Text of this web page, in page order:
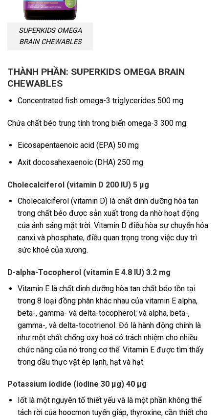
SUPERKIDS OMEGA
BRAIN CHEWABLES
THÀNH PHẦN: SUPERKIDS OMEGA BRAIN
CHEWABLES
Concentrated fish omega-3 triglycerides 500 mg
Chứa chất béo trung tính trong biển omega-3 300 mg:
Eicosapentaenoic acid (EPA) 50 mg
Axit docosahexaenoic (DHA) 250 mg
Cholecalciferol (vitamin D 200 IU) 5 μg
Cholecalciferol (vitamin D) là chất dinh dưỡng hòa tan
trong chất béo được sản xuất trong da nhờ hoạt động
của ánh sáng mặt trời. Vitamin D điều hòa sự chuyển hóa
canxi và phosphate, điều quan trọng trong việc duy trì
sức khoẻ của xương.
D-alpha-Tocopherol (vitamin E 4.8 IU) 3.2 mg
Vitamin E là chất dinh dưỡng hòa tan chất béo tồn tại
trong 8 loại đồng phân khác nhau của vitamin E alpha,
beta-, gamma- và delta-tocopherol; và alpha, beta-,
gamma-, và delta-tocotrienol. Đó là hành động chính là
như một chất chống oxy hoá có trách nhiệm cho nhiều
chức năng của nó trong cơ thể. Vitamin E được tìm thấy
trong dầu thực vật ép lạnh, hạt và hạt.
Potassium iodide (iodine 30 μg) 40 μg
Iốt là một nguyên tố thiết yếu và là một phần không thể
tách rời của hoocmon tuyến giáp, thyroxine, cần thiết cho